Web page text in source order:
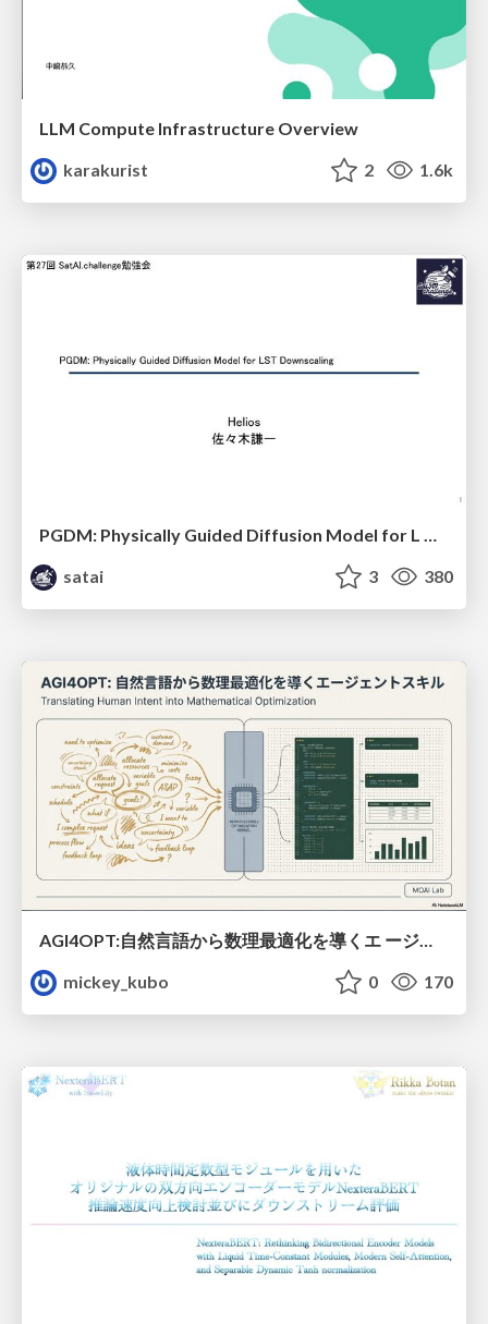
LLM Compute Infrastructure Overview
karakurist
2 1.6k
satai
3 380
AGI4OPT:自然言語から数理最適化を導くエ ージェントスキル Translating Human Intent into Mathematical Optimization
mickey_kubo
0 170